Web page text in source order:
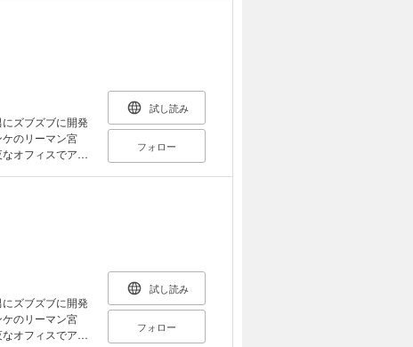
ズブズブに開発
のリーマン宮
オフィスでア〇
犯してほしい」
輩・藤木とのセ
ドで、お風呂
とろっとろな宮
試し読み
フォロー
ズブズブに開発
のリーマン宮
オフィスでア〇
試し読み
フォロー